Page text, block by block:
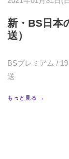
新・BS日本
送）
BSプレミアム /
送
もっと見る →